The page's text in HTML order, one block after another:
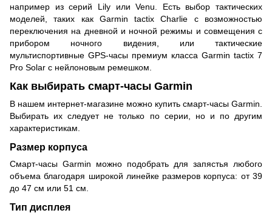
например из серий Lily или Venu. Есть выбор тактических
моделей, таких как Garmin tactix Charlie с возможностью
переключения на дневной и ночной режимы и совмещения с
прибором ночного видения, или тактические
мультиспортивные GPS-часы премиум класса Garmin tactix 7
Pro Solar с нейлоновым ремешком.
Как выбирать смарт-часы Garmin
В нашем интернет-магазине можно купить смарт-часы Garmin.
Выбирать их следует не только по серии, но и по другим
характеристикам.
Размер корпуса
Смарт-часы Garmin можно подобрать для запястья любого
объема благодаря широкой линейке размеров корпуса: от 39
до 47 см или 51 см.
Тип дисплея